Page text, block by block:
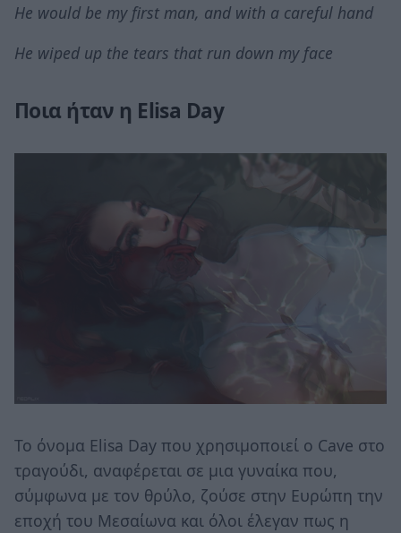
He would be my first man, and with a careful hand
He wiped up the tears that run down my face
Ποια ήταν η Elisa Day
Το όνομα Elisa Day που χρησιμοποιεί ο Cave στο
τραγούδι, αναφέρεται σε μια γυναίκα που,
σύμφωνα με τον θρύλο, ζούσε στην Ευρώπη την
εποχή του Μεσαίωνα και όλοι έλεγαν πως η